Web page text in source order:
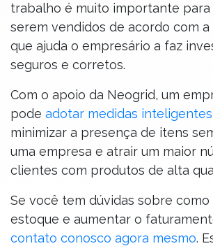
trabalho é muito importante
serem vendidos de acordo com a
que ajuda o empresário a faz
seguros e corretos.
Com o apoio da Neogrid, um
pode adotar medidas inteligentes
minimizar a presença de itens
uma empresa e atrair um maior
clientes com produtos de alta
Se você tem dúvidas sobre
estoque e aumentar o
contato conosco agora mesmo.